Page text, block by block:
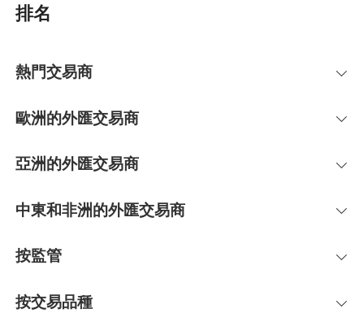
排名
熱門交易商
歐洲的外匯交易商
亞洲的外匯交易商
中東和非洲的外匯交易商
按監管
按交易品種